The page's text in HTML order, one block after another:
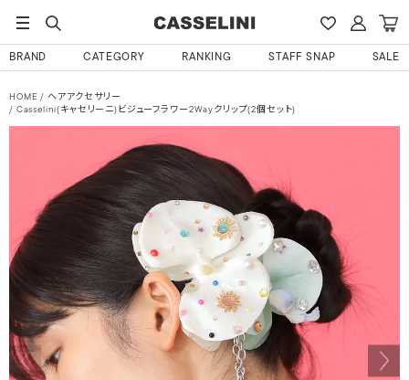
BRAND CATEGORY RANKING STAFF SNAP SALE
HOME
ヘアアクセサリー
Casselini(キャセリーニ)ビジューフラワー2Wayクリップ(2個セット)